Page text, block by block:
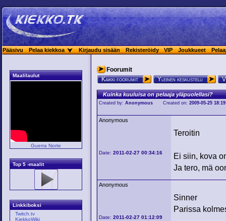
Pääsivu Pelaa kiekkoa Kirjaudu sisään Rekisteröidy VIP Joukkueet
Maalilaulut
Guerra Norte
Top 5 -maalit
Linkkiboksi
Twitch.tv
KiekkoWiki
Foorumit
Kaikki foorumit Yleinen keskustelu
Kuinka kuuluisa on pelaaja yläpuolellasi?
Created by: Anonymous Created on:2009-05-25
Anonymous
Date:2011-02-27 00:34:16
Teroitin
Ei siin, kova
Ja tero, mä
Anonymous
Date:2011-02-27 01:12:09
Sinner
Parissa